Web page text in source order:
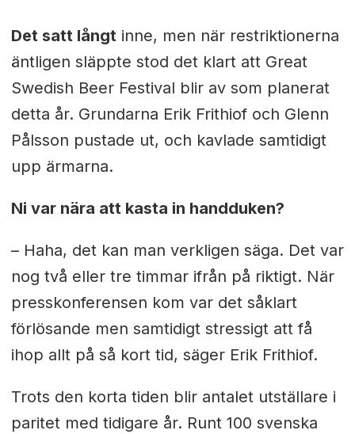
Det satt långtinne, men när restriktionerna
äntligen släppte stod det klart att Great
Swedish Beer Festival blir av som planerat
detta år. Grundarna Erik Frithiof och Glenn
Pålsson pustade ut, och kavlade samtidigt
upp ärmarna.
Ni var nära att kasta in handduken?
– Haha, det kan man verkligen säga. Det var
nog två eller tre timmar ifrån på riktigt. När
presskonferensen kom var det såklart
förlösande men samtidigt stressigt att få
ihop allt på så kort tid, säger Erik Frithiof.
Trots den korta tiden blir antalet utställare i
paritet med tidigare år. Runt 100 svenska